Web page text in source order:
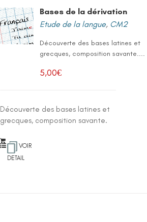
Bases de la dérivation
Etude de la langue, CM2
Découverte des bases latines et
grecques, composition savante....
5,00€
Découverte des bases latines et
grecques, composition savante.
VOIR
DETAIL